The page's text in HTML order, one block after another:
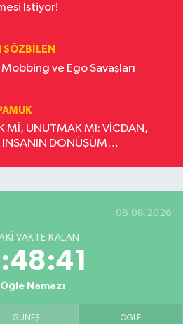
İstiyor!
SÖZBILEN
Mobbing ve Ego Savaşları
Mİ, UNUTMAK MI: VİCDAN,
İNSANIN DÖNÜŞÜM
08.08.2026
VAKTE KALAN
Öğle Namazı
GÜNEŞ ÖĞLE